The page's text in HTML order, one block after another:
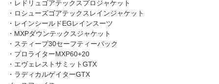
・ストームクルーザー ジャケット＆パンツ
・レインダンサー ジャケット＆パンツ
・レイントレッカー ジャケット＆パンツ